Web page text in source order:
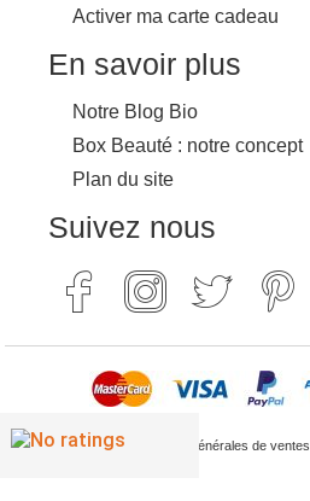
Activer ma carte cadeau
En savoir plus
Notre Blog Bio
Box Beauté : notre concept
Plan du site
Suivez nous
Conditions générales de ventes